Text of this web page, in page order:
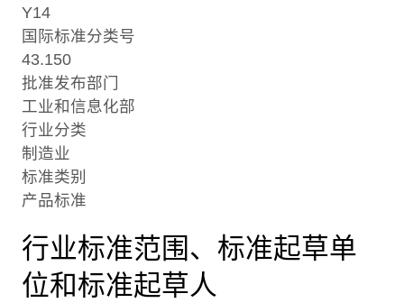
Y14
国际标准分类号
43.150
批准发布部门
工业和信息化部
行业分类
制造业
标准类别
产品标准
行业标准范围、标准起草单
位和标准起草人